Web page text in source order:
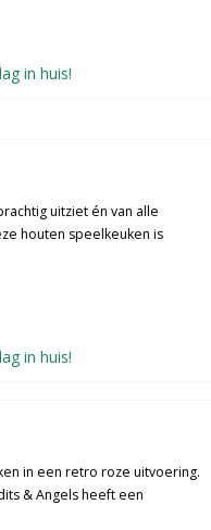
in huis!
uitziet én van alle
houten speelkeuken is
in huis!
in een retro roze uitvoering.
& Angels heeft een